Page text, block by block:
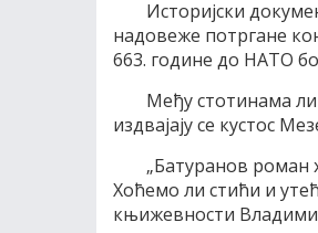
Историјски
надовеже потргане
663. године до НАТО
Међу стотинама
издвајају се кустос
„Батуранов роман
Хоћемо ли стићи и
књижевности